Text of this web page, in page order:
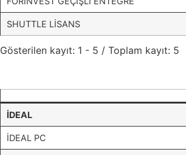
SHUTTLE LİSANS
Gösterilen kayıt: 1 - 5 / Toplam kayıt: 5
İDEAL
İDEAL PC